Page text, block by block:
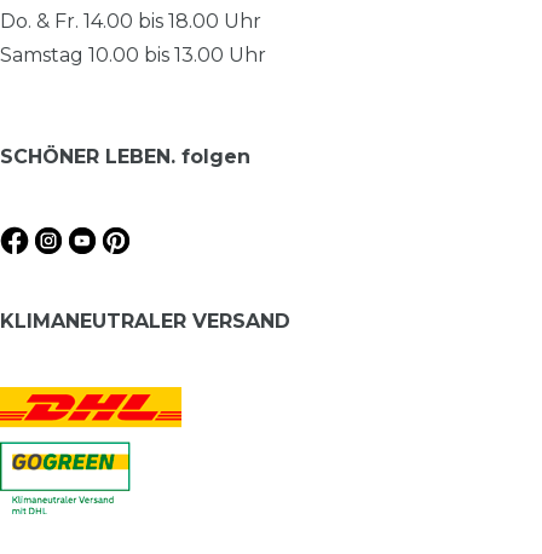
Do. & Fr. 14.00 bis 18.00 Uhr
Samstag 10.00 bis 13.00 Uhr
SCHÖNER LEBEN. folgen
KLIMANEUTRALER VERSAND